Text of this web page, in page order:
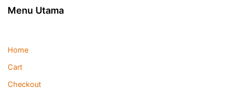
Menu Utama
Home
Cart
Checkout